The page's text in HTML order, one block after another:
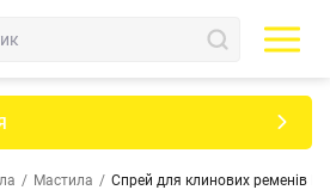
/ Мастила / Спрей для клинових ременів